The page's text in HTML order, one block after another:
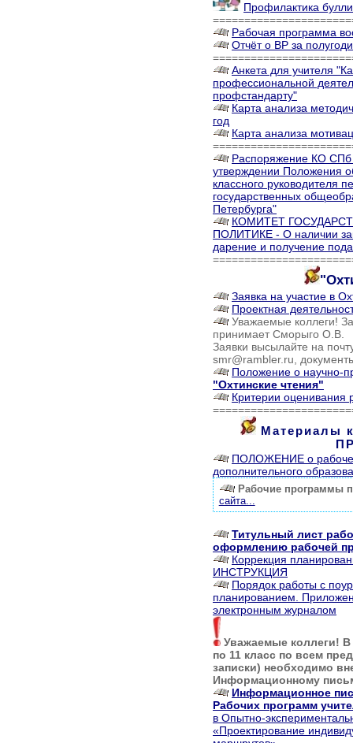
Профилактика
Рабочая программа
Отчёт о ВР за
Анкета для учителя
профессиональной
профстандарту"
Карта анализа
год
Карта анализа
Распоряжение КО
утверждении Положения
классного руководителя
государственных
Петербурга"
КОМИТЕТ
ПОЛИТИКЕ - О наличии
дарение и получение
Заявка на участие в
Проектная
Уважаемые коллеги!
принимает Сморыго О.В.
Заявки высылайте на
smr@rambler.ru,
Положение о научно-
"Охтинские чтения"
Критерии оценивания
Материалы
ПОЛОЖЕНИЕ о
дополнительного
Рабочие программы
сайта...
Титульный лист
оформлению рабочей
Коррекция
ИНСТРУКЦИЯ
Порядок работы с
планированием.
электронным журналом
Уважаемые коллеги!
по 11 класс по всем
записки) необходимо
Информационному
Информационное
Рабочих программ
в Опытно-
«Проектирование